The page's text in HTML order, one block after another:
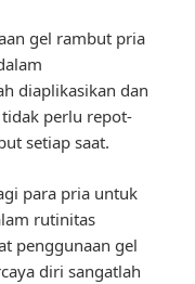
gel rambut pria
diaplikasikan dan
perlu repot-
setiap saat.
para pria untuk
rutinitas
penggunaan gel
diri sangatlah